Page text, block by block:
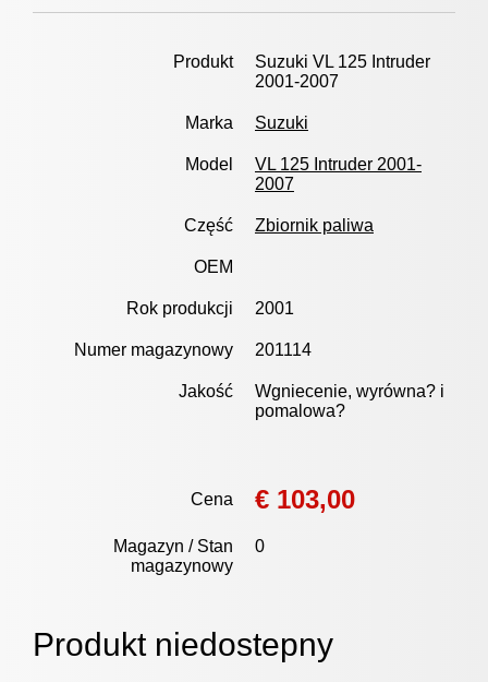
Produkt
Suzuki VL 125 Intruder
2001-2007
Marka Suzuki
Model
VL 125 Intruder 2001-
2007
Część Zbiornik paliwa
OEM
Rok produkcji 2001
Numer magazynowy 201114
Jakość
Wgniecenie, wyrówna? i
pomalowa?
Cena € 103,00
Magazyn / Stan
magazynowy
0
Produkt niedostepny